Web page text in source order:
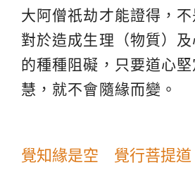
大阿僧祇劫才能證得，不
對於造成生理（物質）及
的種種阻礙，只要道心
慧，就不會隨緣而變。
覺知緣是空 覺行菩提道